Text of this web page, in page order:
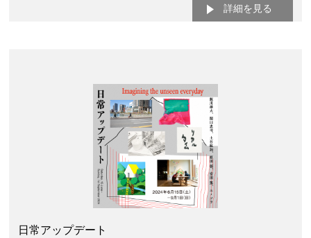
詳細を見る
日常アップデート